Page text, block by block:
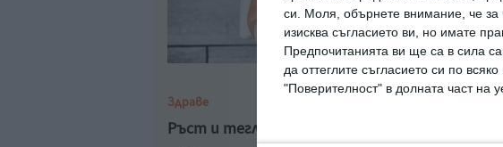
си.
Моля, обърнете внимание, че за
изисква съгласието ви, но имате
Предпочитанията ви ще са в сила
да оттеглите съгласието си по
"Поверителност" в долната част на
Здраве
Ръст и тегло на бебето до 1 година